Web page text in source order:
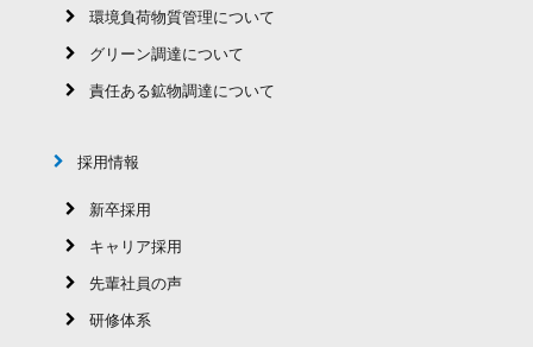
環境負荷物質管理について
グリーン調達について
責任ある鉱物調達について
採用情報
新卒採用
キャリア採用
先輩社員の声
研修体系